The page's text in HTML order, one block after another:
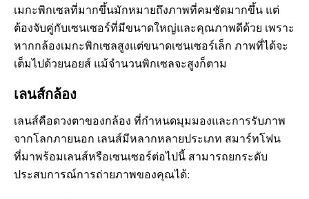
เมกะพิกเซลที่มากขึ้นมักหมายถึงภาพที่คมชัดมากขึ้น แต่
ต้องจับคู่กับเซนเซอร์ที่มีขนาดใหญ่และคุณภาพดีด้วย เพราะ
หากกล้องเมกะพิกเซลสูงแต่ขนาดเซนเซอร์เล็ก ภาพที่ได้จะ
เต็มไปด้วยนอยส์ แม้จำนวนพิกเซลจะสูงก็ตาม
เลนส์กล้อง
เลนส์คือดวงตาของกล้อง ที่กำหนดมุมมองและการรับภาพ
จากโลกภายนอก เลนส์มีหลากหลายประเภท สมาร์ทโฟน
ที่มาพร้อมเลนส์หรือเซนเซอร์ต่อไปนี้ สามารถยกระดับ
ประสบการณ์การถ่ายภาพของคุณได้: